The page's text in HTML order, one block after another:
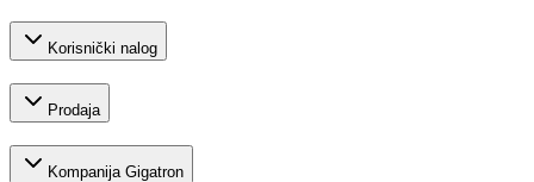
Korisnički nalog
Prodaja
Kompanija Gigatron